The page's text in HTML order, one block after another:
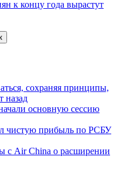
к концу года вырастут
сохраняя принципы,
назад
основную сессию
чистую прибыль по РСБУ
с Air China о расширении